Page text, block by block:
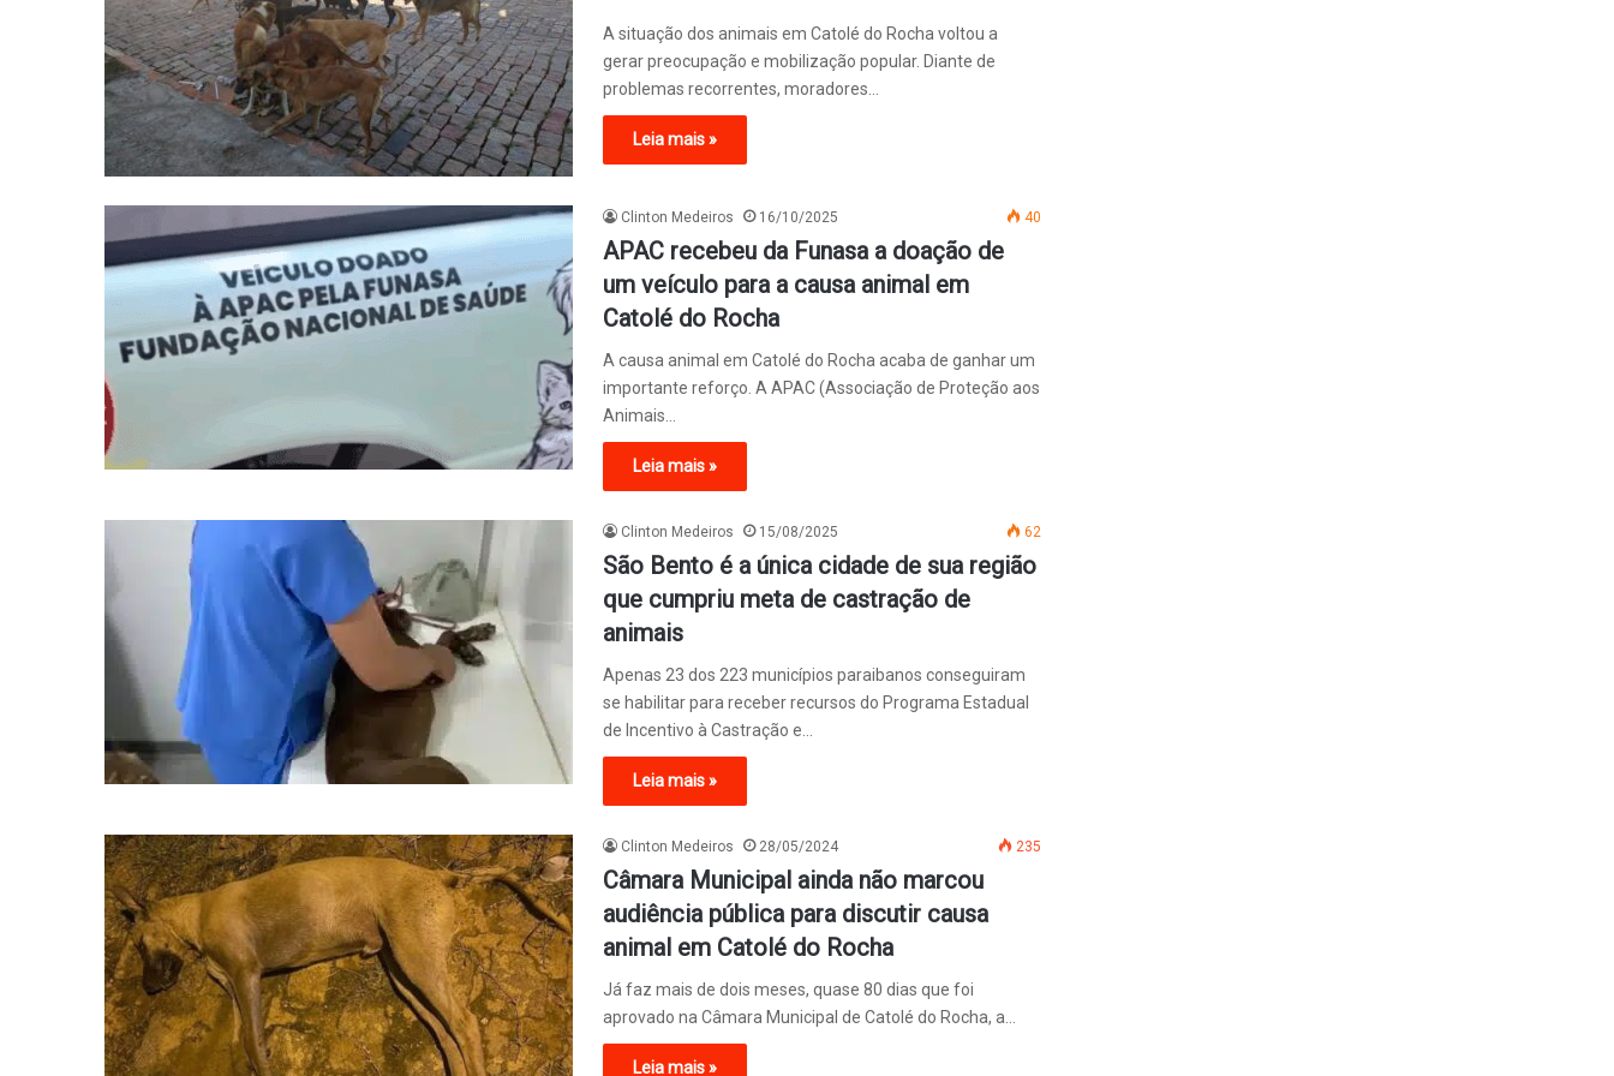
A situação dos animais em Catolé do Rocha voltou a
gerar preocupação e mobilização popular. Diante de
problemas recorrentes, moradores…
Leia mais »
Clinton Medeiros 16/10/2025 40
APAC recebeu da Funasa a doação de
um veículo para a causa animal em
Catolé do Rocha
A causa animal em Catolé do Rocha acaba de ganhar um
importante reforço. A APAC (Associação de Proteção aos
Animais…
Leia mais »
Clinton Medeiros 15/08/2025 62
São Bento é a única cidade de sua região
que cumpriu meta de castração de
animais
Apenas 23 dos 223 municípios paraibanos conseguiram
se habilitar para receber recursos do Programa Estadual
de Incentivo à Castração e…
Leia mais »
Clinton Medeiros 28/05/2024 235
Câmara Municipal ainda não marcou
audiência pública para discutir causa
animal em Catolé do Rocha
Já faz mais de dois meses, quase 80 dias que foi
aprovado na Câmara Municipal de Catolé do Rocha, a…
Leia mais »